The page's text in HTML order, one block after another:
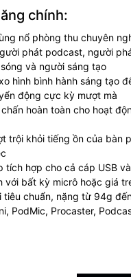
chính:
nổ phòng thu chuyên
phát podcast, người
và người sáng tạo
hình bình hành sáng tạo
động cực kỳ mượt mà
hoàn toàn cho hoạt
trội khỏi tiếng ồn của bàn
tích hợp cho cả cáp USB và
với bất kỳ micrô hoặc giá
tiêu chuẩn, nặng từ 94g
PodMic, Procaster,